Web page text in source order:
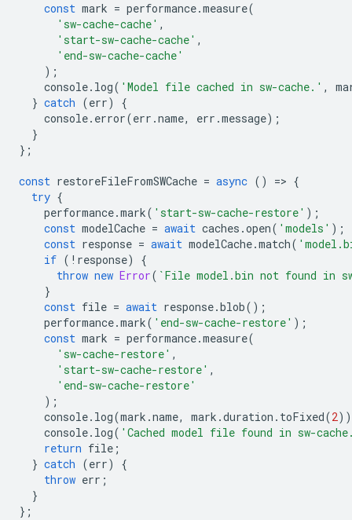
const mark = performance.measure(
'sw-cache-cache' ,
'start-sw-cache-cache' ,
'end-sw-cache-cache'
);
console. log( 'Model file cached in sw-cache.' ,
} catch (err)
{
console. error(err .name, err .message);
}
};
const restoreFileFromSWCache = async () => {
try {
performance.mark( 'start-sw-cache-restore' );
const modelCache = await caches .open( 'models' );
const response = await modelCache.match(
if ( ! response)
{
throw new Error( `File model.bin not found in
}
const file = await response.blob();
performance.mark( 'end-sw-cache-restore' );
const mark = performance.measure(
'sw-cache-restore' ,
'start-sw-cache-restore' ,
'end-sw-cache-restore'
);
console. log(mark .name, mark .duration . toFixed(2
console. log( 'Cached model file found in sw-
return file ;
} catch (err)
{
throw err ;
}
};